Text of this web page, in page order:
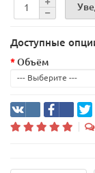
Доступные
Объём